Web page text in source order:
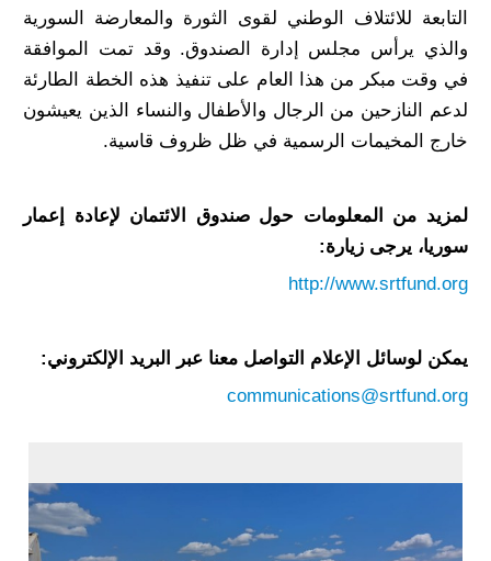
التابعة للائتلاف الوطني لقوى الثورة والمعارضة السورية
والذي يرأس مجلس إدارة الصندوق. وقد تمت الموافقة
في وقت مبكر من هذا العام على تنفيذ هذه الخطة الطارئة
لدعم النازحين من الرجال والأطفال والنساء الذين يعيشون
خارج المخيمات الرسمية في ظل ظروف قاسية.
لمزيد من المعلومات حول صندوق الائتمان لإعادة إعمار
سوريا، يرجى زيارة:
http://www.srtfund.org
يمكن لوسائل الإعلام التواصل معنا عبر البريد الإلكتروني:
communications@srtfund.org